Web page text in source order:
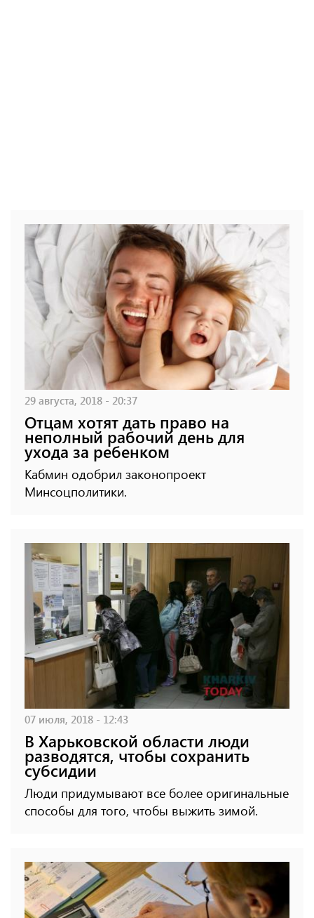
29 августа, 2018 - 20:37
Отцам хотят дать право на
неполный рабочий день для
ухода за ребенком
Кабмин одобрил законопроект
Минсоцполитики.
07 июля, 2018 - 12:43
В Харьковской области люди
разводятся, чтобы сохранить
субсидии
Люди придумывают все более оригинальные
способы для того, чтобы выжить зимой.